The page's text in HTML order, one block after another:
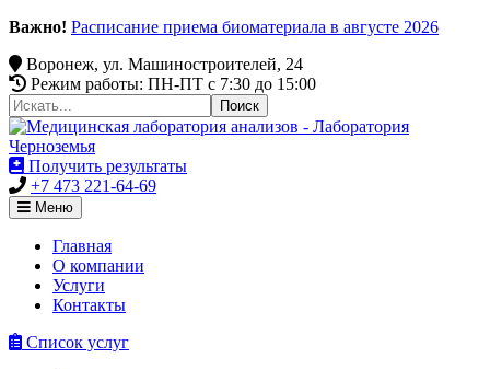
Важно! Расписание приема биоматериала в августе 2026
Воронеж, ул. Машиностроителей, 24
Режим работы: ПН-ПТ c 7:30 до 15:00
Получить результаты
+7 473 221-64-69
Меню
Главная
О компании
Услуги
Контакты
Список услуг